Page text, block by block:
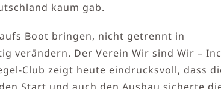
kaum gab.
Boot bringen, nicht getrennt in
verändern. Der Verein Wir sind Wir –
Club zeigt heute eindrucksvoll, dass